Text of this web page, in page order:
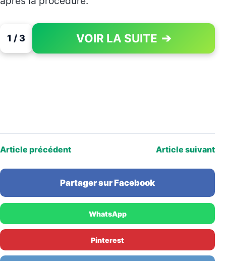
1 / 3 VOIR LA SUITE ➔
PAGE 1 OF 3
Article précédent Article suivant
Partager sur Facebook
WhatsApp
Pinterest